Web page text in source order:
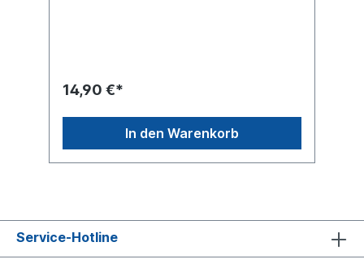
14,90 €*
In den Warenkorb
Service-Hotline